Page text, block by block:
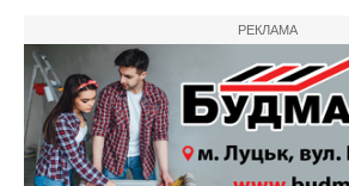
РЕКЛАМА